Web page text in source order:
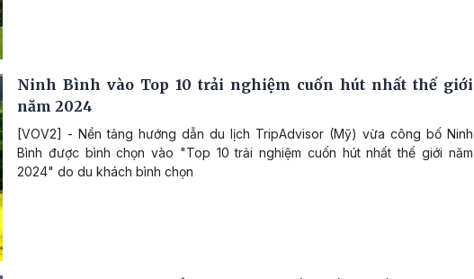
Ninh Bình vào Top 10 trải nghiệm cuốn hút nhất thế giới
năm 2024
[VOV2] - Nền tảng hướng dẫn du lịch TripAdvisor (Mỹ) vừa công bố Ninh
Bình được bình chọn vào "Top 10 trải nghiệm cuốn hút nhất thế giới năm
2024" do du khách bình chọn